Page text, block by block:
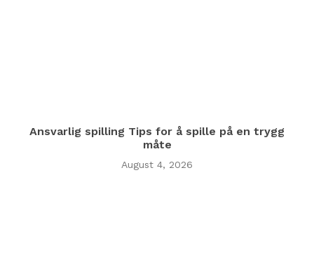
Ansvarlig spilling Tips for å spille på en trygg
måte
August 4, 2026